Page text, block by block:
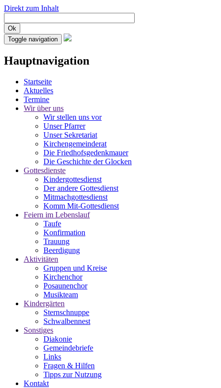
Direkt zum Inhalt
Ok
Toggle navigation
Hauptnavigation
Startseite
Aktuelles
Termine
Wir über uns
Wir stellen uns vor
Unser Pfarrer
Unser Sekretariat
Kirchengemeinderat
Die Friedhofsgedenkmauer
Die Geschichte der Glocken
Gottesdienste
Kindergottesdienst
Der andere Gottesdienst
Mitmachgottesdienst
Komm Mit-Gottesdienst
Feiern im Lebenslauf
Taufe
Konfirmation
Trauung
Beerdigung
Aktivitäten
Gruppen und Kreise
Kirchenchor
Posaunenchor
Musikteam
Kindergärten
Sternschnuppe
Schwalbennest
Sonstiges
Diakonie
Gemeindebriefe
Links
Fragen & Hilfen
Tipps zur Nutzung
Kontakt